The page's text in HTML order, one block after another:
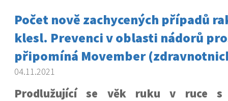
Počet nově zachycených případů
klesl. Prevenci v oblasti nádorů
připomíná Movember
04.11.2021
Prodlužující se věk ruku v ruce s